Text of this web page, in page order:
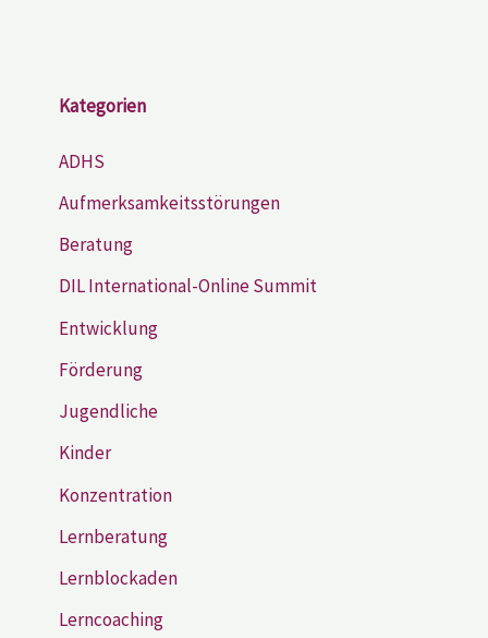
Kategorien
ADHS
Aufmerksamkeitsstörungen
Beratung
DIL International-Online Summit
Entwicklung
Förderung
Jugendliche
Kinder
Konzentration
Lernberatung
Lernblockaden
Lerncoaching